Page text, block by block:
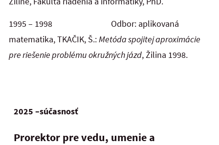
1995 – 1998 Odbor: aplikovaná
matematika, TKAČIK, Š.:Metóda spojitej aproximácie
pre riešenie problému okružných jázd, Žilina 1998.
2025 –súčasnosť
Prorektor pre vedu, umenie a